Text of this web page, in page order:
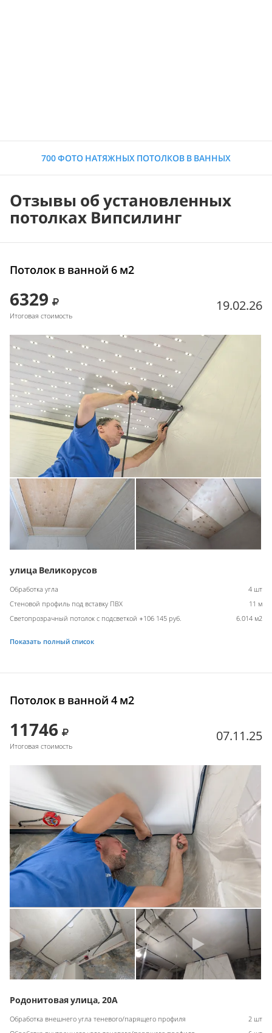
700 ФОТО НАТЯЖНЫХ ПОТОЛКОВ В ВАННЫХ
Отзывы об установленных
потолках Випсилинг
Потолок в ванной 6 м2
6329
Итоговая стоимость
19.02.26
улица Великорусов
Обработка угла
4 шт
Стеновой профиль под вставку ПВХ
11 м
Светопрозрачный потолок с подсветкой +106 145 руб.
6.014 м2
Показать полный список
Потолок в ванной 4 м2
11746
Итоговая стоимость
07.11.25
Родонитовая улица, 20А
Обработка внешнего угла теневого/парящего профиля
2 шт